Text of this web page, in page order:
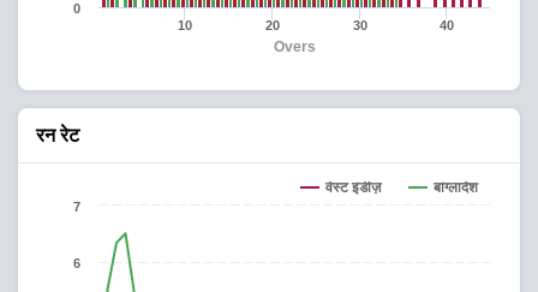
Overs
10 20 30 40
0
रन रेट
वेस्ट इंडीज़ बांग्लादेश
6
7